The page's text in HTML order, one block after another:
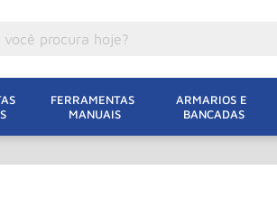
FERRAMENTAS
MANUAIS
ARMARIOS E
BANCADAS